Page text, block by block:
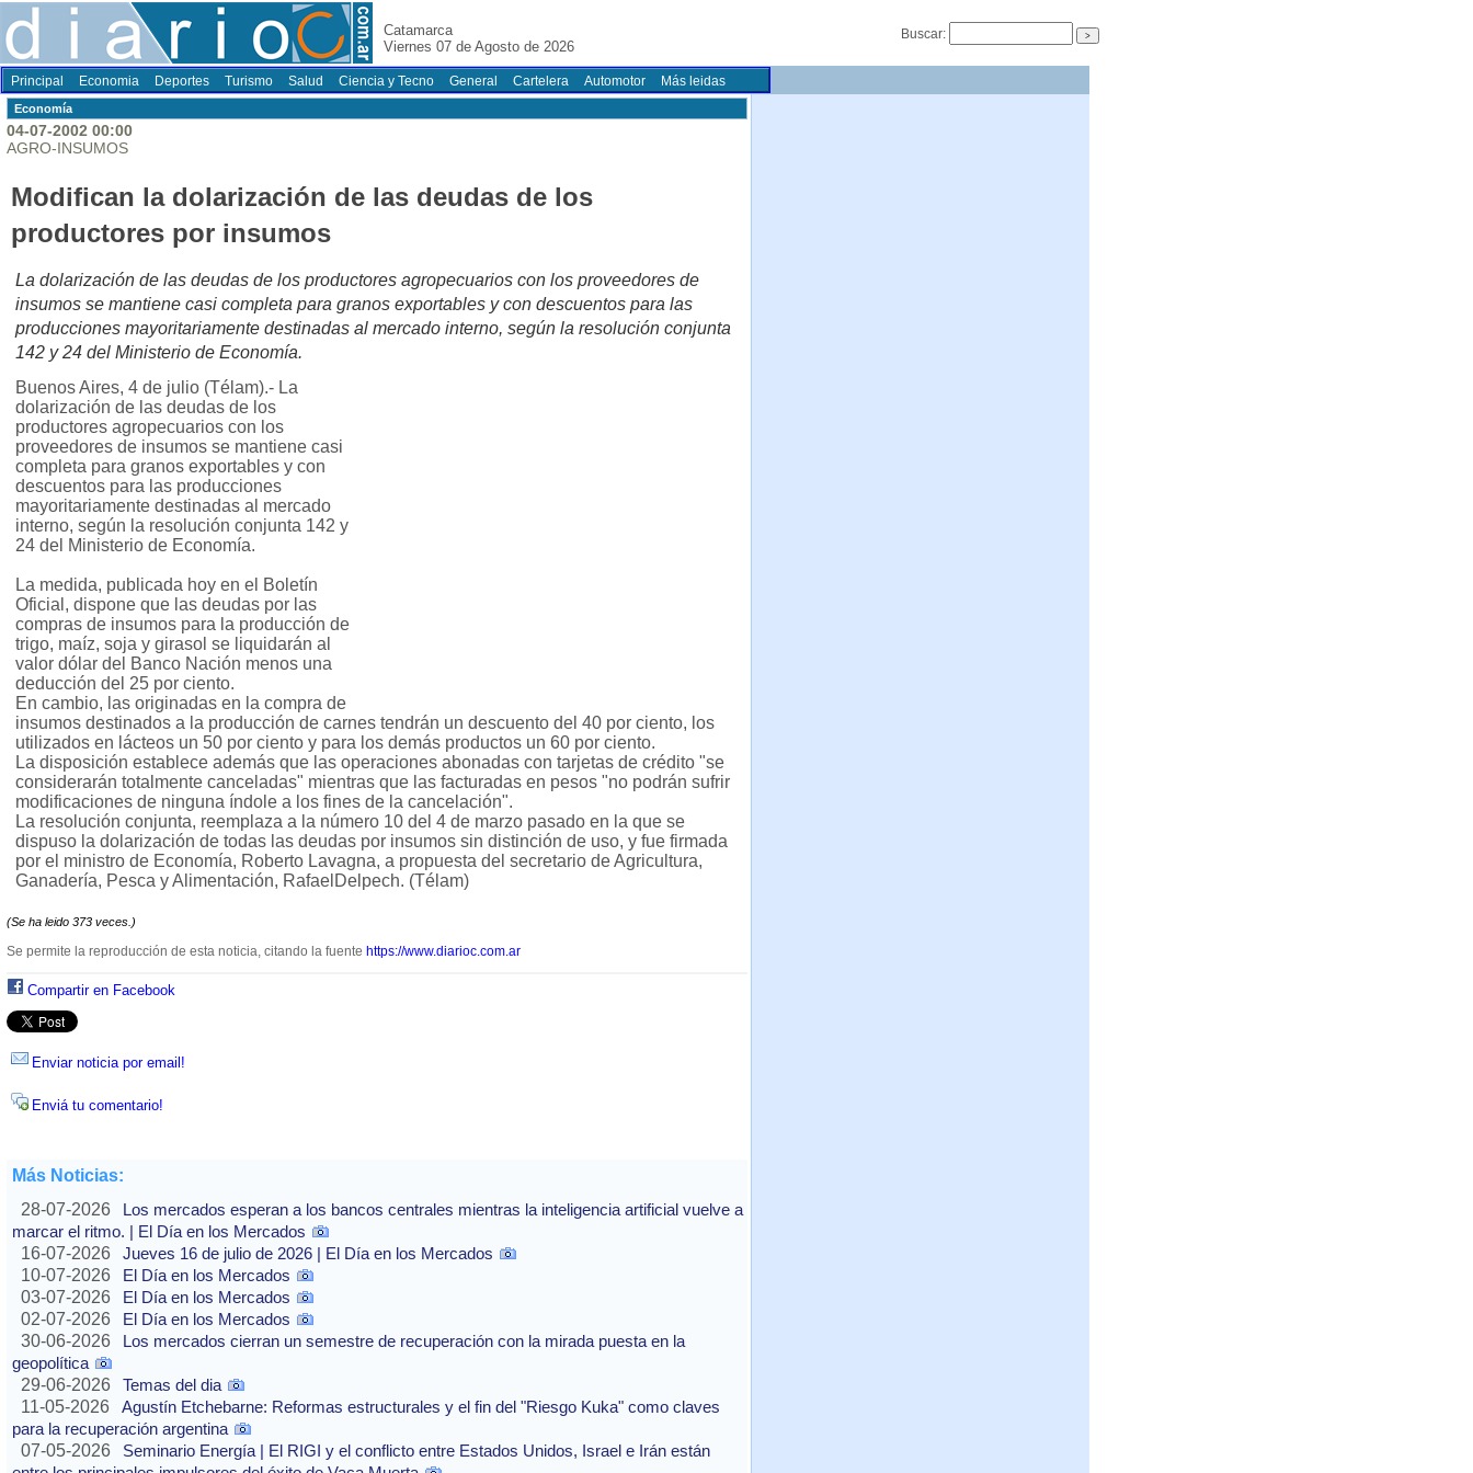
Catamarca
Viernes 07 de Agosto de 2026
Buscar:
Principal Economia Deportes Turismo Salud Ciencia y Tecno General Cartelera Automotor Más leidas
Economí­a
04-07-2002 00:00
AGRO-INSUMOS
Modifican la dolarización de las deudas de los
productores por insumos
La dolarización de las deudas de los productores agropecuarios con los proveedores de
insumos se mantiene casi completa para granos exportables y con descuentos para las
producciones mayoritariamente destinadas al mercado interno, según la resolución conjunta
142 y 24 del Ministerio de Economía.
Buenos Aires, 4 de julio (Télam).- La
dolarización de las deudas de los
productores agropecuarios con los
proveedores de insumos se mantiene casi
completa para granos exportables y con
descuentos para las producciones
mayoritariamente destinadas al mercado
interno, según la resolución conjunta 142 y
24 del Ministerio de Economía.
La medida, publicada hoy en el Boletín
Oficial, dispone que las deudas por las
compras de insumos para la producción de
trigo, maíz, soja y girasol se liquidarán al
valor dólar del Banco Nación menos una
deducción del 25 por ciento.
En cambio, las originadas en la compra de
insumos destinados a la producción de carnes tendrán un descuento del 40 por ciento, los
utilizados en lácteos un 50 por ciento y para los demás productos un 60 por ciento.
La disposición establece además que las operaciones abonadas con tarjetas de crédito "se
considerarán totalmente canceladas" mientras que las facturadas en pesos "no podrán sufrir
modificaciones de ninguna índole a los fines de la cancelación".
La resolución conjunta, reemplaza a la número 10 del 4 de marzo pasado en la que se
dispuso la dolarización de todas las deudas por insumos sin distinción de uso, y fue firmada
por el ministro de Economía, Roberto Lavagna, a propuesta del secretario de Agricultura,
Ganadería, Pesca y Alimentación, RafaelDelpech. (Télam)
(Se ha leido 373 veces.)
Se permite la reproducción de esta noticia, citando la fuente https://www.diarioc.com.ar
Compartir en Facebook
Enviar noticia por email!
Enviá tu comentario!
Más Noticias:
28-07-2026
Los mercados esperan a los bancos centrales mientras la inteligencia artificial vuelve a
marcar el ritmo. | El Día en los Mercados
16-07-2026
Jueves 16 de julio de 2026 | El Día en los Mercados
10-07-2026
El Día en los Mercados
03-07-2026
El Día en los Mercados
02-07-2026
El Día en los Mercados
30-06-2026
Los mercados cierran un semestre de recuperación con la mirada puesta en la
geopolítica
29-06-2026
Temas del dia
11-05-2026
Agustín Etchebarne: Reformas estructurales y el fin del "Riesgo Kuka" como claves
para la recuperación argentina
07-05-2026
Seminario Energía | El RIGI y el conflicto entre Estados Unidos, Israel e Irán están